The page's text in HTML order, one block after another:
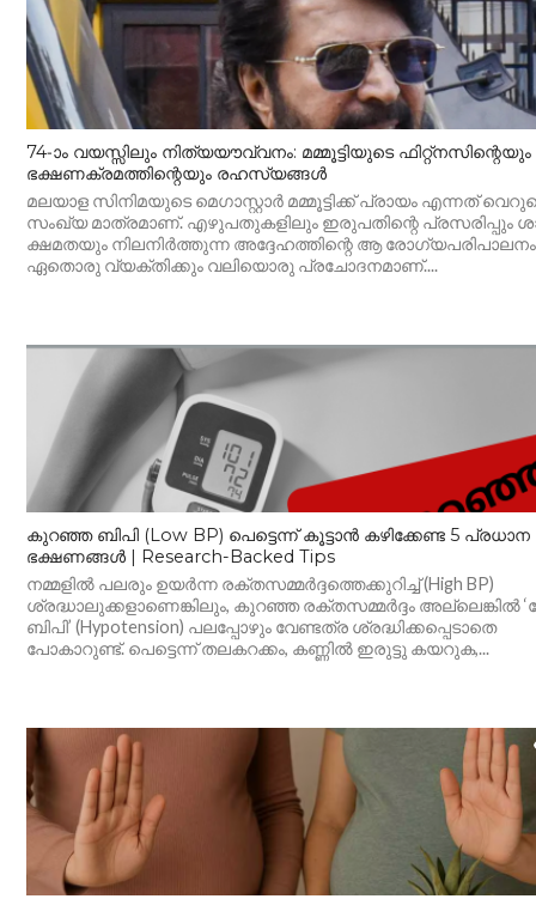
74-ാം വയസ്സിലും നിത്യയൗവ്വനം: മമ്മൂട്ടിയുടെ ഫിറ്റ്‌നസിന്റെയും
ഭക്ഷണക്രമത്തിന്റെയും രഹസ്യങ്ങൾ
മലയാള സിനിമയുടെ മെഗാസ്റ്റാർ മമ്മൂട്ടിക്ക് പ്രായം എന്നത്
സംഖ്യ മാത്രമാണ്. എഴുപതുകളിലും ഇരുപതിന്റെ പ്രസരിപ്പും
ക്ഷമതയും നിലനിർത്തുന്ന അദ്ദേഹത്തിന്റെ ആ രോഗ്യപരിപാലനം
ഏതൊരു വ്യക്തിക്കും വലിയൊരു പ്രചോദനമാണ്....
കുറഞ്ഞ ബിപി (Low BP) പെട്ടെന്ന് കൂട്ടാൻ കഴിക്കേണ്ട 5 പ്രധാന
ഭക്ഷണങ്ങൾ | Research-Backed Tips
നമ്മളിൽ പലരും ഉയർന്ന രക്തസമ്മർദ്ദത്തെക്കുറിച്ച് (High BP)
ശ്രദ്ധാലുക്കളാണെങ്കിലും, കുറഞ്ഞ രക്തസമ്മർദ്ദം അല്ലെങ്കിൽ
ബിപി’ (Hypotension) പലപ്പോഴും വേണ്ടത്ര ശ്രദ്ധിക്കപ്പെടാതെ
പോകാറുണ്ട്. പെട്ടെന്ന് തലകറക്കം, കണ്ണിൽ ഇരുട്ടു കയറുക,...